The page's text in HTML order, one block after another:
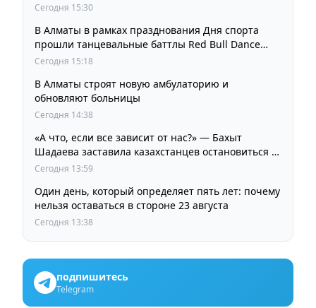
Сегодня 15:30
В Алматы в рамках празднования Дня спорта
прошли танцевальные баттлы Red Bull Dance
Your Style
Сегодня 15:18
В Алматы строят новую амбулаторию и
обновляют больницы
Сегодня 14:38
«А что, если все зависит от нас?» — Бахыт
Шадаева заставила казахстанцев остановиться и
задуматься
Сегодня 13:59
Один день, который определяет пять лет: почему
нельзя оставаться в стороне 23 августа
Сегодня 13:38
подпишитесь
Telegram